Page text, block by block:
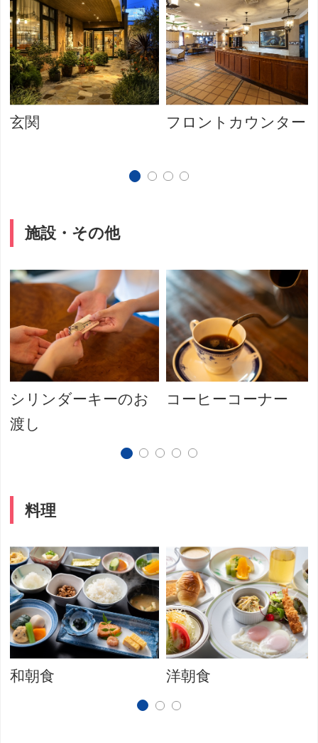
玄関 フロントカウンター
施設・その他
シリンダーキーのお
渡し
コーヒーコーナー
料理
和朝食 洋朝食